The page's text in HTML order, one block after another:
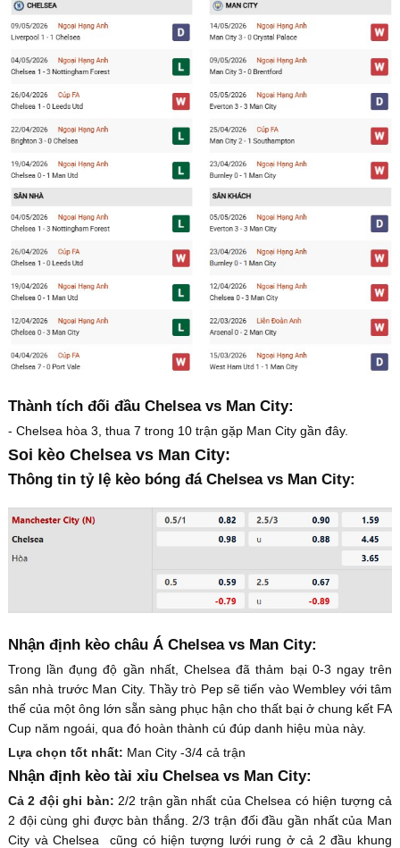
Thành tích đối đầu Chelsea vs Man City:
- Chelsea hòa 3, thua 7 trong 10 trận gặp Man City gần đây.
Soi kèo Chelsea vs Man City:
Thông tin tỷ lệ kèo bóng đá Chelsea vs Man City:
Nhận định kèo châu Á Chelsea vs Man City:
Trong lần đụng độ gần nhất, Chelsea đã thảm bại 0-3 ngay trên
sân nhà trước Man City. Thầy trò Pep sẽ tiến vào Wembley với tâm
thế của một ông lớn sẵn sàng phục hận cho thất bại ở chung kết FA
Cup năm ngoái, qua đó hoàn thành cú đúp danh hiệu mùa này.
Lựa chọn tốt nhất: Man City -3/4 cả trận
Nhận định kèo tài xỉu Chelsea vs Man City:
Cả 2 đội ghi bàn: 2/2 trận gần nhất của Chelsea có hiện tượng cả
2 đội cùng ghi được bàn thắng. 2/3 trận đối đầu gần nhất của Man
City và Chelsea cũng có hiện tượng lưới rung ở cả 2 đầu khung